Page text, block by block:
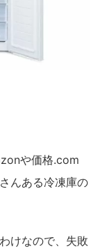
や価格.com
んある冷凍庫の
けなので、失敗